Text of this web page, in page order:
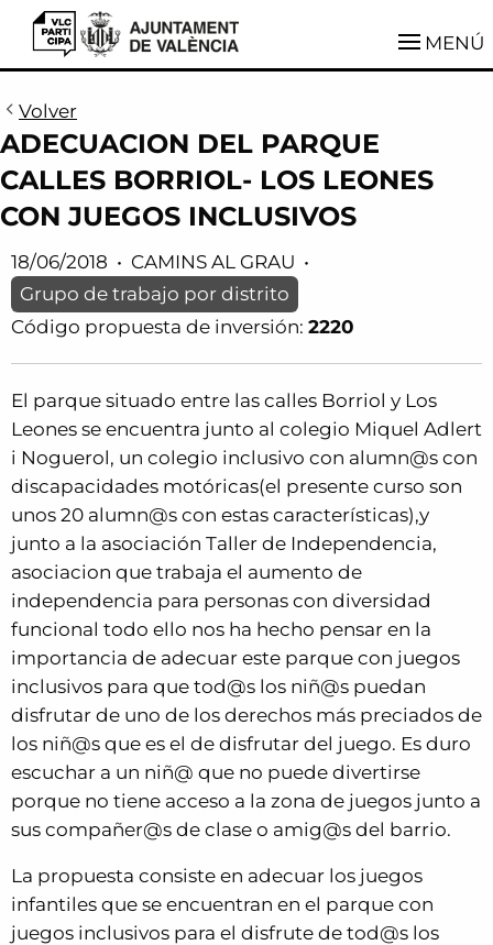
VLCParticipa MENÚ
Volver
ADECUACION DEL PARQUE
CALLES BORRIOL- LOS LEONES
CON JUEGOS INCLUSIVOS
18/06/2018 • CAMINS AL GRAU •
Grupo de trabajo por distrito
Código propuesta de inversión: 2220
El parque situado entre las calles Borriol y Los
Leones se encuentra junto al colegio Miquel Adlert
i Noguerol, un colegio inclusivo con alumn@s con
discapacidades motóricas(el presente curso son
unos 20 alumn@s con estas características),y
junto a la asociación Taller de Independencia,
asociacion que trabaja el aumento de
independencia para personas con diversidad
funcional todo ello nos ha hecho pensar en la
importancia de adecuar este parque con juegos
inclusivos para que tod@s los niñ@s puedan
disfrutar de uno de los derechos más preciados de
los niñ@s que es el de disfrutar del juego. Es duro
escuchar a un niñ@ que no puede divertirse
porque no tiene acceso a la zona de juegos junto a
sus compañer@s de clase o amig@s del barrio.
La propuesta consiste en adecuar los juegos
infantiles que se encuentran en el parque con
juegos inclusivos para el disfrute de tod@s los